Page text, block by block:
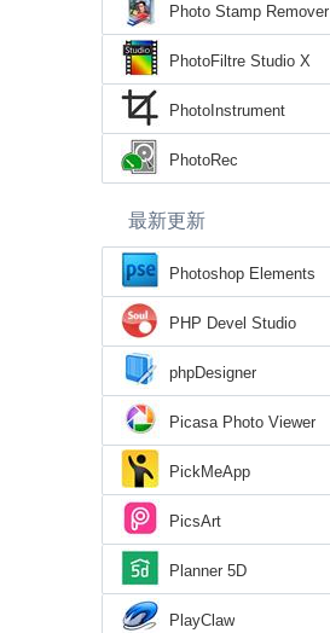
Photo Stamp Remover
PhotoFiltre Studio X
PhotoInstrument
PhotoRec
最新更新
Photoshop Elements
PHP Devel Studio
phpDesigner
Picasa Photo Viewer
PickMeApp
PicsArt
Planner 5D
PlayClaw